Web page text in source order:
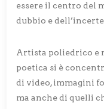
essere il centro del
dubbio e
Artista poliedrico e
poetica si è
di video, immagini
ma anche di quelli